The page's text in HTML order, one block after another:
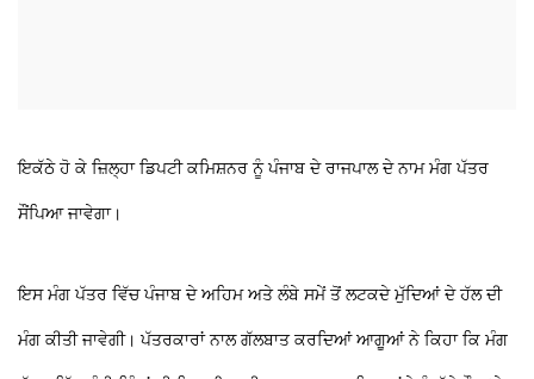
ਇਕੱਠੇ ਹੋ ਕੇ ਜ਼ਿਲ੍ਹਾ ਡਿਪਟੀ ਕਮਿਸ਼ਨਰ ਨੂੰ ਪੰਜਾਬ ਦੇ ਰਾਜਪਾਲ ਦੇ ਨਾਮ ਮੰਗ ਪੱਤਰ
ਸੌਂਪਿਆ ਜਾਵੇਗਾ।
ਇਸ ਮੰਗ ਪੱਤਰ ਵਿੱਚ ਪੰਜਾਬ ਦੇ ਅਹਿਮ ਅਤੇ ਲੰਬੇ ਸਮੇਂ ਤੋਂ ਲਟਕਦੇ ਮੁੱਦਿਆਂ ਦੇ ਹੱਲ ਦੀ
ਮੰਗ ਕੀਤੀ ਜਾਵੇਗੀ। ਪੱਤਰਕਾਰਾਂ ਨਾਲ ਗੱਲਬਾਤ ਕਰਦਿਆਂ ਆਗੂਆਂ ਨੇ ਕਿਹਾ ਕਿ ਮੰਗ